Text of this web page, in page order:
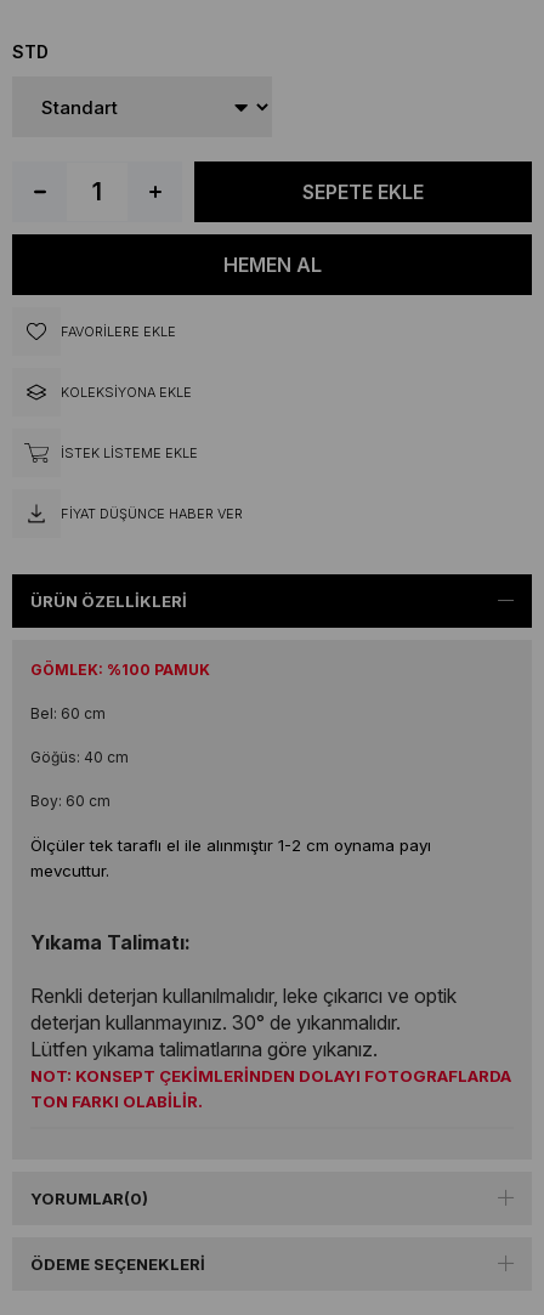
STD
FAVORILERE EKLE
KOLEKSIYONA EKLE
İSTEK LISTEME EKLE
FIYAT DÜŞÜNCE HABER VER
ÜRÜN ÖZELLIKLERI
GÖMLEK: %100 PAMUK
Bel: 60 cm
Göğüs: 40 cm
Boy: 60 cm
Ölçüler tek taraflı el ile alınmıştır 1-2 cm oynama payı
mevcuttur.
Yıkama Talimatı:
Renkli deterjan kullanılmalıdır, leke çıkarıcı ve optik
deterjan kullanmayınız. 30° de yıkanmalıdır.
Lütfen yıkama talimatlarına göre yıkanız.
NOT: KONSEPT ÇEKİMLERİNDEN DOLAYI FOTOGRAFLARDA
TON FARKI OLABİLİR.
YORUMLAR(0)
ÖDEME SEÇENEKLERI